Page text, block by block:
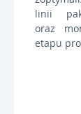
linii
oraz
etapu